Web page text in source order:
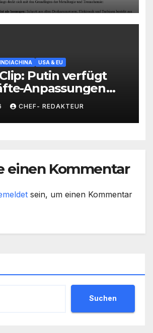
Industrie/
heftig
USA & EU
Putin verfügt
Anpassungen
aus UKR-Krieg)=
Systeme nun
etc.
CHEF- REDAKTEUR
einen Kommentar
sein, um einen Kommentar
Suchen